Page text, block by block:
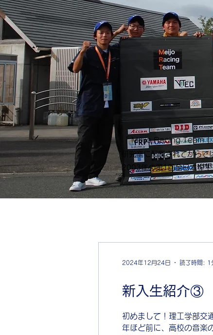
「 Meijo Racing Team 」
研究室に配属されてから
2003年の第1回全日本学
新入生紹介③
初めまして！理工学部交
年ほど前に、高校の音楽
2024年12月24日 読了時間: 1